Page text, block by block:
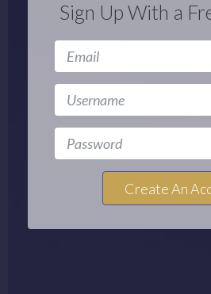
Sign Up With a
Create An